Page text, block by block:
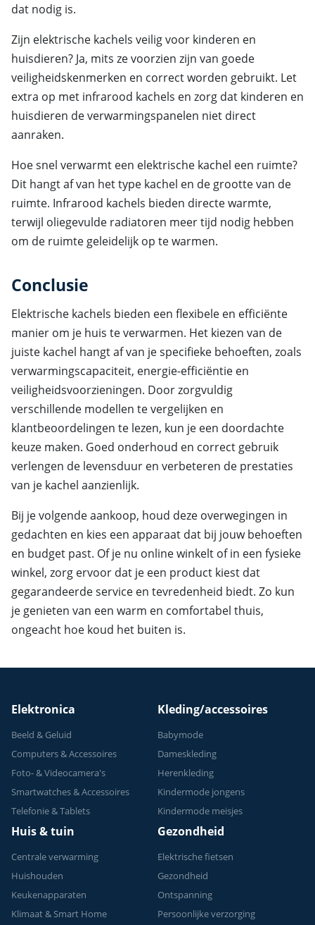
dat nodig is.
Zijn elektrische kachels veilig voor kinderen en
huisdieren? Ja, mits ze voorzien zijn van goede
veiligheidskenmerken en correct worden gebruikt. Let
extra op met infrarood kachels en zorg dat kinderen en
huisdieren de verwarmingspanelen niet direct
aanraken.
Hoe snel verwarmt een elektrische kachel een ruimte?
Dit hangt af van het type kachel en de grootte van de
ruimte. Infrarood kachels bieden directe warmte,
terwijl oliegevulde radiatoren meer tijd nodig hebben
om de ruimte geleidelijk op te warmen.
Conclusie
Elektrische kachels bieden een flexibele en efficiënte
manier om je huis te verwarmen. Het kiezen van de
juiste kachel hangt af van je specifieke behoeften, zoals
verwarmingscapaciteit, energie-efficiëntie en
veiligheidsvoorzieningen. Door zorgvuldig
verschillende modellen te vergelijken en
klantbeoordelingen te lezen, kun je een doordachte
keuze maken. Goed onderhoud en correct gebruik
verlengen de levensduur en verbeteren de prestaties
van je kachel aanzienlijk.
Bij je volgende aankoop, houd deze overwegingen in
gedachten en kies een apparaat dat bij jouw behoeften
en budget past. Of je nu online winkelt of in een fysieke
winkel, zorg ervoor dat je een product kiest dat
gegarandeerde service en tevredenheid biedt. Zo kun
je genieten van een warm en comfortabel thuis,
ongeacht hoe koud het buiten is.
Elektronica
Beeld & Geluid
Computers & Accessoires
Foto- & Videocamera's
Smartwatches & Accessoires
Telefonie & Tablets
Kleding/accessoires
Babymode
Dameskleding
Herenkleding
Kindermode jongens
Kindermode meisjes
Huis & tuin
Centrale verwarming
Huishouden
Keukenapparaten
Klimaat & Smart Home
Gezondheid
Elektrische fietsen
Gezondheid
Ontspanning
Persoonlijke verzorging